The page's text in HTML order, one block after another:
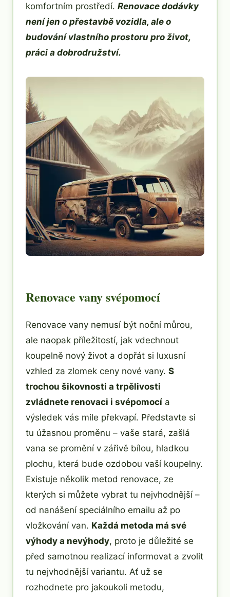
komfortním prostředí. Renovace dodávky
není jen o přestavbě vozidla, ale o
budování vlastního prostoru pro život,
práci a dobrodružství.
Renovace vany svépomocí
Renovace vany nemusí být noční můrou,
ale naopak příležitostí, jak vdechnout
koupelně nový život a dopřát si luxusní
vzhled za zlomek ceny nové vany. S
trochou šikovnosti a trpělivosti
zvládnete renovaci i svépomocí a
výsledek vás mile překvapí. Představte si
tu úžasnou proměnu – vaše stará, zašlá
vana se promění v zářivě bílou, hladkou
plochu, která bude ozdobou vaší koupelny.
Existuje několik metod renovace, ze
kterých si můžete vybrat tu nejvhodnější –
od nanášení speciálního emailu až po
vložkování van. Každá metoda má své
výhody a nevýhody, proto je důležité se
před samotnou realizací informovat a zvolit
tu nejvhodnější variantu. Ať už se
rozhodnete pro jakoukoli metodu,